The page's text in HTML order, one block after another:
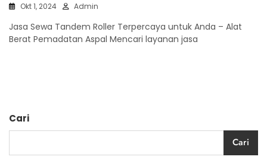
Okt 1, 2024 Admin
Jasa Sewa Tandem Roller Terpercaya untuk Anda – Alat
Berat Pemadatan Aspal Mencari layanan jasa
Cari
Cari